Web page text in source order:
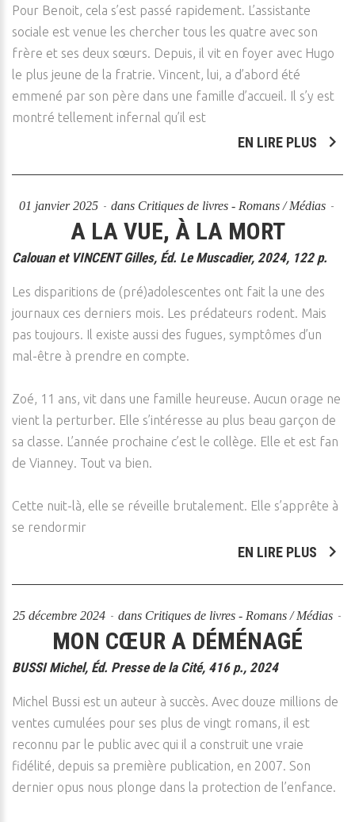
Pour Benoit, cela s’est passé rapidement. L’assistante
sociale est venue les chercher tous les quatre avec son
frère et ses deux sœurs. Depuis, il vit en foyer avec Hugo
le plus jeune de la fratrie. Vincent, lui, a d’abord été
emmené par son père dans une famille d’accueil. Il s’y est
montré tellement infernal qu’il est
EN LIRE PLUS
01 janvier 2025 dans Critiques de livres - Romans / Médias
A LA VUE, À LA MORT
Calouan et VINCENT Gilles, Éd. Le Muscadier, 2024, 122 p.
Les disparitions de (pré)adolescentes ont fait la une des
journaux ces derniers mois. Les prédateurs rodent. Mais
pas toujours. Il existe aussi des fugues, symptômes d’un
mal-être à prendre en compte.
Zoé, 11 ans, vit dans une famille heureuse. Aucun orage ne
vient la perturber. Elle s’intéresse au plus beau garçon de
sa classe. L’année prochaine c’est le collège. Elle et est fan
de Vianney. Tout va bien.
Cette nuit-là, elle se réveille brutalement. Elle s’apprête à
se rendormir
EN LIRE PLUS
25 décembre 2024 dans Critiques de livres - Romans / Médias
MON CŒUR A DÉMÉNAGÉ
BUSSI Michel, Éd. Presse de la Cité, 416 p., 2024
Michel Bussi est un auteur à succès. Avec douze millions de
ventes cumulées pour ses plus de vingt romans, il est
reconnu par le public avec qui il a construit une vraie
fidélité, depuis sa première publication, en 2007. Son
dernier opus nous plonge dans la protection de l’enfance.